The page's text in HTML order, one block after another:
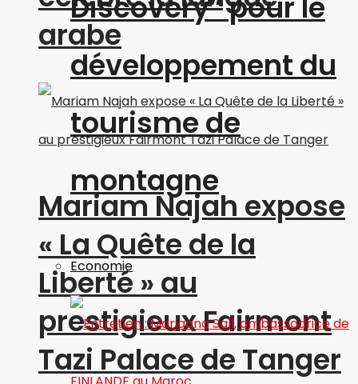
arabe
Mariam Najah expose
« La Quête de la
Liberté » au
prestigieux Fairmont
Tazi Palace de Tanger
développement du
tourisme de
montagne
Economie